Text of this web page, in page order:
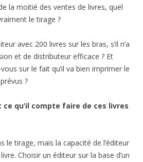
la moitié des ventes de livres, quel
le tirage ?
avec 200 livres sur les bras, s’il n’a
et de distributeur efficace ? Et
sur le fait qu’il va bien imprimer le
?
qu’il compte faire de ces livres
le tirage, mais la capacité de l’éditeur
Choisir un éditeur sur la base d’un